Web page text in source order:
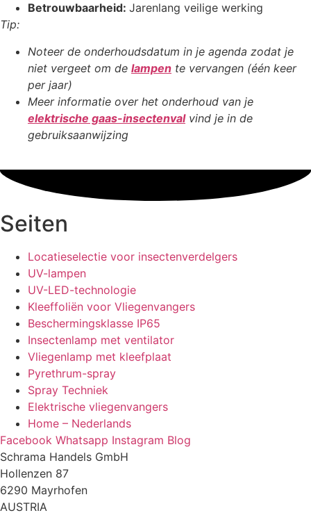
Betrouwbaarheid: Jarenlang veilige werking
Tip:
Noteer de onderhoudsdatum in je agenda zodat je
niet vergeet om de lampen te vervangen (één keer
per jaar)
Meer informatie over het onderhoud van je
elektrische gaas-insectenvalvind je in de
gebruiksaanwijzing
Seiten
Locatieselectie voor insectenverdelgers
UV-lampen
UV-LED-technologie
Kleeffoliën voor Vliegenvangers
Beschermingsklasse IP65
Insectenlamp met ventilator
Vliegenlamp met kleefplaat
Pyrethrum-spray
Spray Techniek
Elektrische vliegenvangers
Home – Nederlands
Facebook Whatsapp Instagram Blog
Schrama Handels GmbH
Hollenzen 87
6290 Mayrhofen
AUSTRIA